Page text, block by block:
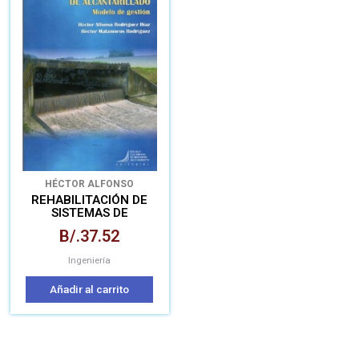
HÉCTOR ALFONSO
RODRÍGUEZ DÍAZHÉCTOR
MATAMOROS RODRÍGUEZ
REHABILITACIÓN DE
SISTEMAS DE
MODELO DE GESTIÓN
B/.37.52
Ingeniería
Añadir al carrito